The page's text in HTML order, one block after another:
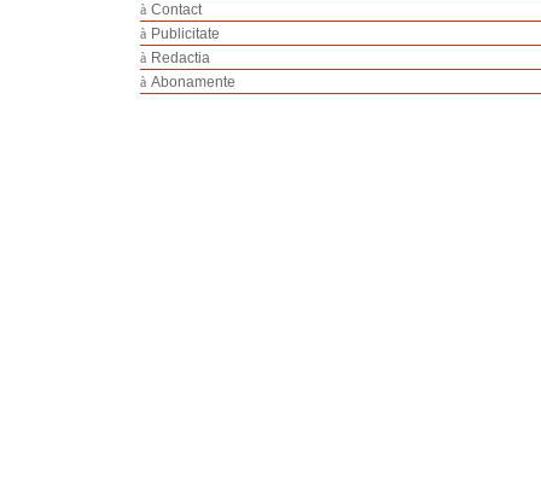
à Contact
à Publicitate
à Redactia
à Abonamente